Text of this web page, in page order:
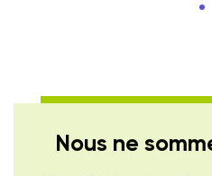
Nous ne